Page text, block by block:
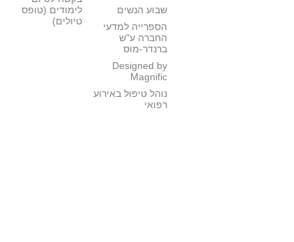
שבוע הנשים
הספרייה למדעי
החברה ע"ש
ברנדר-מוס
Designed by
Magnific
נוהל טיפול באירוע
רפואי
לימודים (טופס
טיולים)